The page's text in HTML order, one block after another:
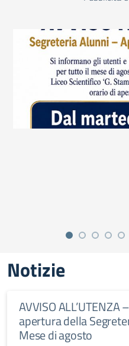
Notizie
AVVISO ALL’UTENZA
apertura della
Mese di agosto